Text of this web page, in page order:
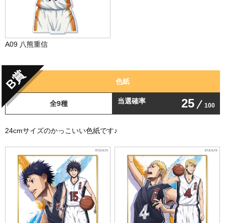
A09 八熊重信
B賞 色紙
全9種 当選確率 25 100
24cmサイズのかっこいい色紙です♪